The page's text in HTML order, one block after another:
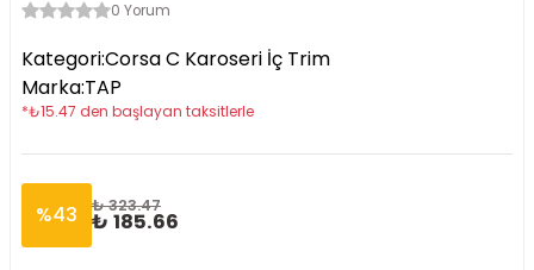
0 Yorum
Kategori:Corsa C Karoseri İç Trim
Marka:TAP
*₺15.47 den başlayan taksitlerle
%43 ₺ 323.47
₺ 185.66